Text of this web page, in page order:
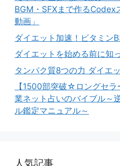
BGM・SFXまで作るCodex
動画」
ダイエット加速！ビタミン
ダイエットを始める前に知
タンパク質8つの力 ダイエ
【1500部突破☆ロングセラ
業ネット占いのバイブル～
ル鑑定マニュアル～
人気記事